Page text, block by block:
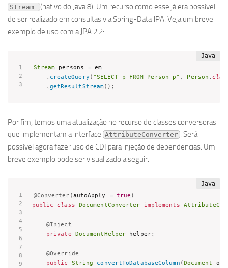
Stream
(nativo do Java 8). Um recurso como esse já era possível
de ser realizado em consultas via Spring-Data JPA. Veja um breve
exemplo de uso com a JPA 2.2:
Stream persons = em
. createQuery ( "SELECT p FROM Person p" , Person .
. getResultStream( ) ;
Por fim, temos uma atualização no recurso de classes conversoras
que implementam a interface AttributeConverter . Será
possível agora fazer uso de CDI para injeção de dependencias. Um
breve exemplo pode ser visualizado a seguir:
@Converter (autoApply = true )
public class DocumentConverter implements
@Inject
private DocumentHelper helper;
@Override
public
String convertToDatabaseColumn (Document obj